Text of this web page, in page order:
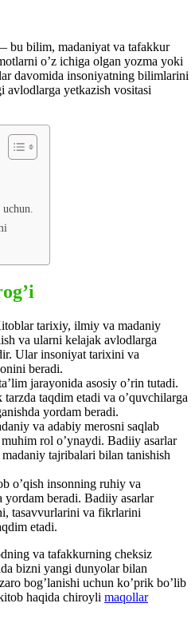
bu bilim, madaniyat va tafakkur
o’z ichiga olgan yozma yoki
davomida insoniyatning bilimlarini
avlodlarga yetkazish vositasi
tarixiy, ilmiy va madaniy
va ularni kelajak avlodlarga
Ular insoniyat tarixini va
beradi.
jarayonida asosiy o’rin tutadi.
taqdim etadi va o’quvchilarga
yordam beradi.
va adabiy merosni saqlab
rol o’ynaydi. Badiiy asarlar
tajribalari bilan tanishish
o’qish insonning ruhiy va
beradi. Badiiy asarlar
tasavvurlarini va fikrlarini
etadi.
va tafakkurning cheksiz
bizni yangi dunyolar bilan
bog’lanishi uchun ko’prik bo’lib
haqida chiroyli maqollar